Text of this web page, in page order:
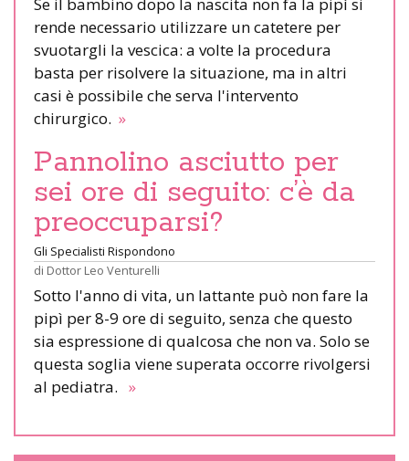
rende necessario utilizzare un catetere per
svuotargli la vescica: a volte la procedura
basta per risolvere la situazione, ma in altri
casi è possibile che serva l'intervento
chirurgico. »
Pannolino asciutto per
sei ore di seguito: c’è da
preoccuparsi?
Gli Specialisti Rispondono
di Dottor Leo Venturelli
Sotto l'anno di vita, un lattante può non fare la
pipì per 8-9 ore di seguito, senza che questo
sia espressione di qualcosa che non va. Solo se
questa soglia viene superata occorre rivolgersi
al pediatra. »